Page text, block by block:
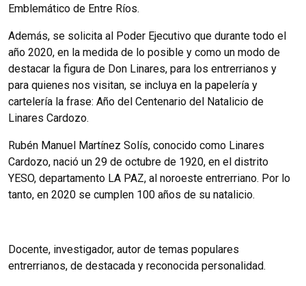
Emblemático de Entre Ríos.
Además, se solicita al Poder Ejecutivo que durante todo el
año 2020, en la medida de lo posible y como un modo de
destacar la figura de Don Linares, para los entrerrianos y
para quienes nos visitan, se incluya en la papelería y
cartelería la frase: Año del Centenario del Natalicio de
Linares Cardozo.
Rubén Manuel Martínez Solís, conocido como Linares
Cardozo, nació un 29 de octubre de 1920, en el distrito
YESO, departamento LA PAZ, al noroeste entrerriano. Por lo
tanto, en 2020 se cumplen 100 años de su natalicio.
Docente, investigador, autor de temas populares
entrerrianos, de destacada y reconocida personalidad.